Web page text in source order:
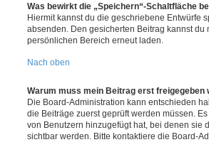
Was bewirkt die „Speichern“-Schaltfläche
Hiermit kannst du die geschriebene Entwürfe
absenden. Den gesicherten Beitrag kannst du
persönlichen Bereich erneut laden.
Nach oben
Warum muss mein Beitrag erst freigegeben
Die Board-Administration kann entschieden
die Beiträge zuerst geprüft werden müssen.
von Benutzern hinzugefügt hat, bei denen sie
sichtbar werden. Bitte kontaktiere die Board-